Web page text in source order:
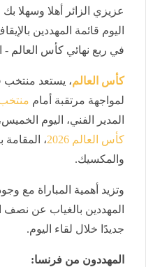
عزيزي الزائر أهلا وسهلا
اليوم قائمة المهددين
في ربع نهائي كأس العالم -
كأس العالم، يستعد منتخب
لمواجهة مرتقبة أمام
المدير الفني، اليوم
كأس العالم 2026
، المقامة
والمكسيك.
وتزيد أهمية المباراة مع
المهددين بالغياب عن نصف
جديدًا خلال لقاء اليوم.
المهددون من فرنسا: